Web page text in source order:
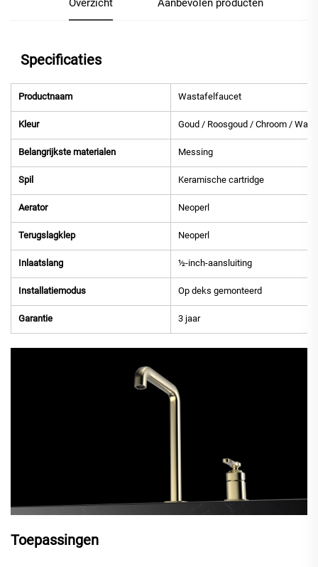
Overzicht Aanbevolen producten
Specificaties
Productnaam Wastafelfaucet
Kleur Goud / Roosgoud / Chroom /
Belangrijkste materialen Messing
Spil Keramische cartridge
Aerator Neoperl
Terugslagklep Neoperl
Inlaatslang ½-inch-aansluiting
Installatiemodus Op deks gemonteerd
Garantie 3 jaar
Toepassingen